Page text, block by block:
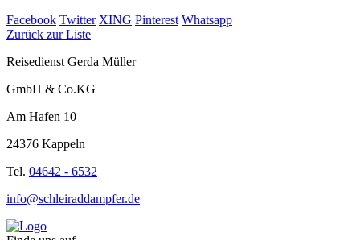
Facebook Twitter XING Pinterest Whatsapp
Zurück zur Liste
Reisedienst Gerda Müller
GmbH & Co.KG
Am Hafen 10
24376 Kappeln
Tel. 04642 - 6532
info@schleiraddampfer.de